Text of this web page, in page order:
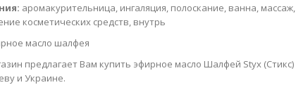
аромакурительница, ингаляция, полоскание, ванна, массаж,
косметических средств, внутрь
масло шалфея
предлагает Вам купить эфирное масло Шалфей Styx (Стикс)
и Украине.